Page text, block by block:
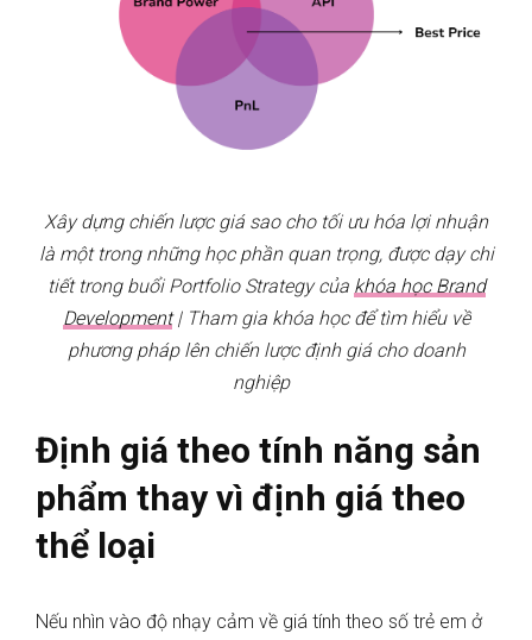
Xây dựng chiến lược giá sao cho tối ưu hóa lợi nhuận
là một trong những học phần quan trọng, được dạy chi
tiết trong buổi Portfolio Strategy của khóa học Brand
Development| Tham gia khóa học để tìm hiểu về
phương pháp lên chiến lược định giá cho doanh
nghiệp
Định giá theo tính năng sản
phẩm thay vì định giá theo
thể loại
Nếu nhìn vào độ nhạy cảm về giá tính theo số trẻ em ở